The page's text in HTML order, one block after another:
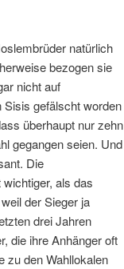
natürlich
bezogen sie
nicht auf
gefälscht worden
überhaupt nur zehn
gegangen seien. Und
Die
als das
der Sieger ja
drei Jahren
die ihre Anhänger oft
zu den Wahllokalen